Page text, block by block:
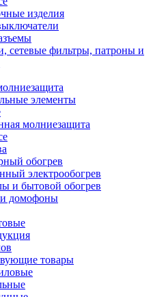
изделия
сетевые фильтры, патроны и
элементы
молниезащита
обогрев
электрообогрев
и бытовой обогрев
домофоны
товары